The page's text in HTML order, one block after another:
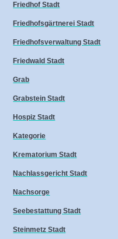
Friedhof Stadt
Friedhofsgärtnerei Stadt
Friedhofsverwaltung Stadt
Friedwald Stadt
Grab
Grabstein Stadt
Hospiz Stadt
Kategorie
Krematorium Stadt
Nachlassgericht Stadt
Nachsorge
Seebestattung Stadt
Steinmetz Stadt